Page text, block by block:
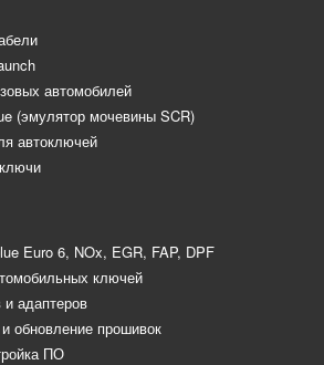
автомобилей
(эмулятор мочевины SCR)
автоключей
Euro 6, NOx, EGR, FAP, DPF
ключей
и адаптеров
обновление прошивок
ПО